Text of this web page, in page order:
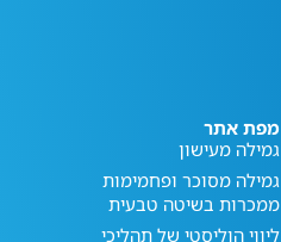
מפת אתר
גמילה מעישון
גמילה מסוכר ופחמימות
ממכרות בשיטה טבעית
ליווי הוליסטי של תהליכי